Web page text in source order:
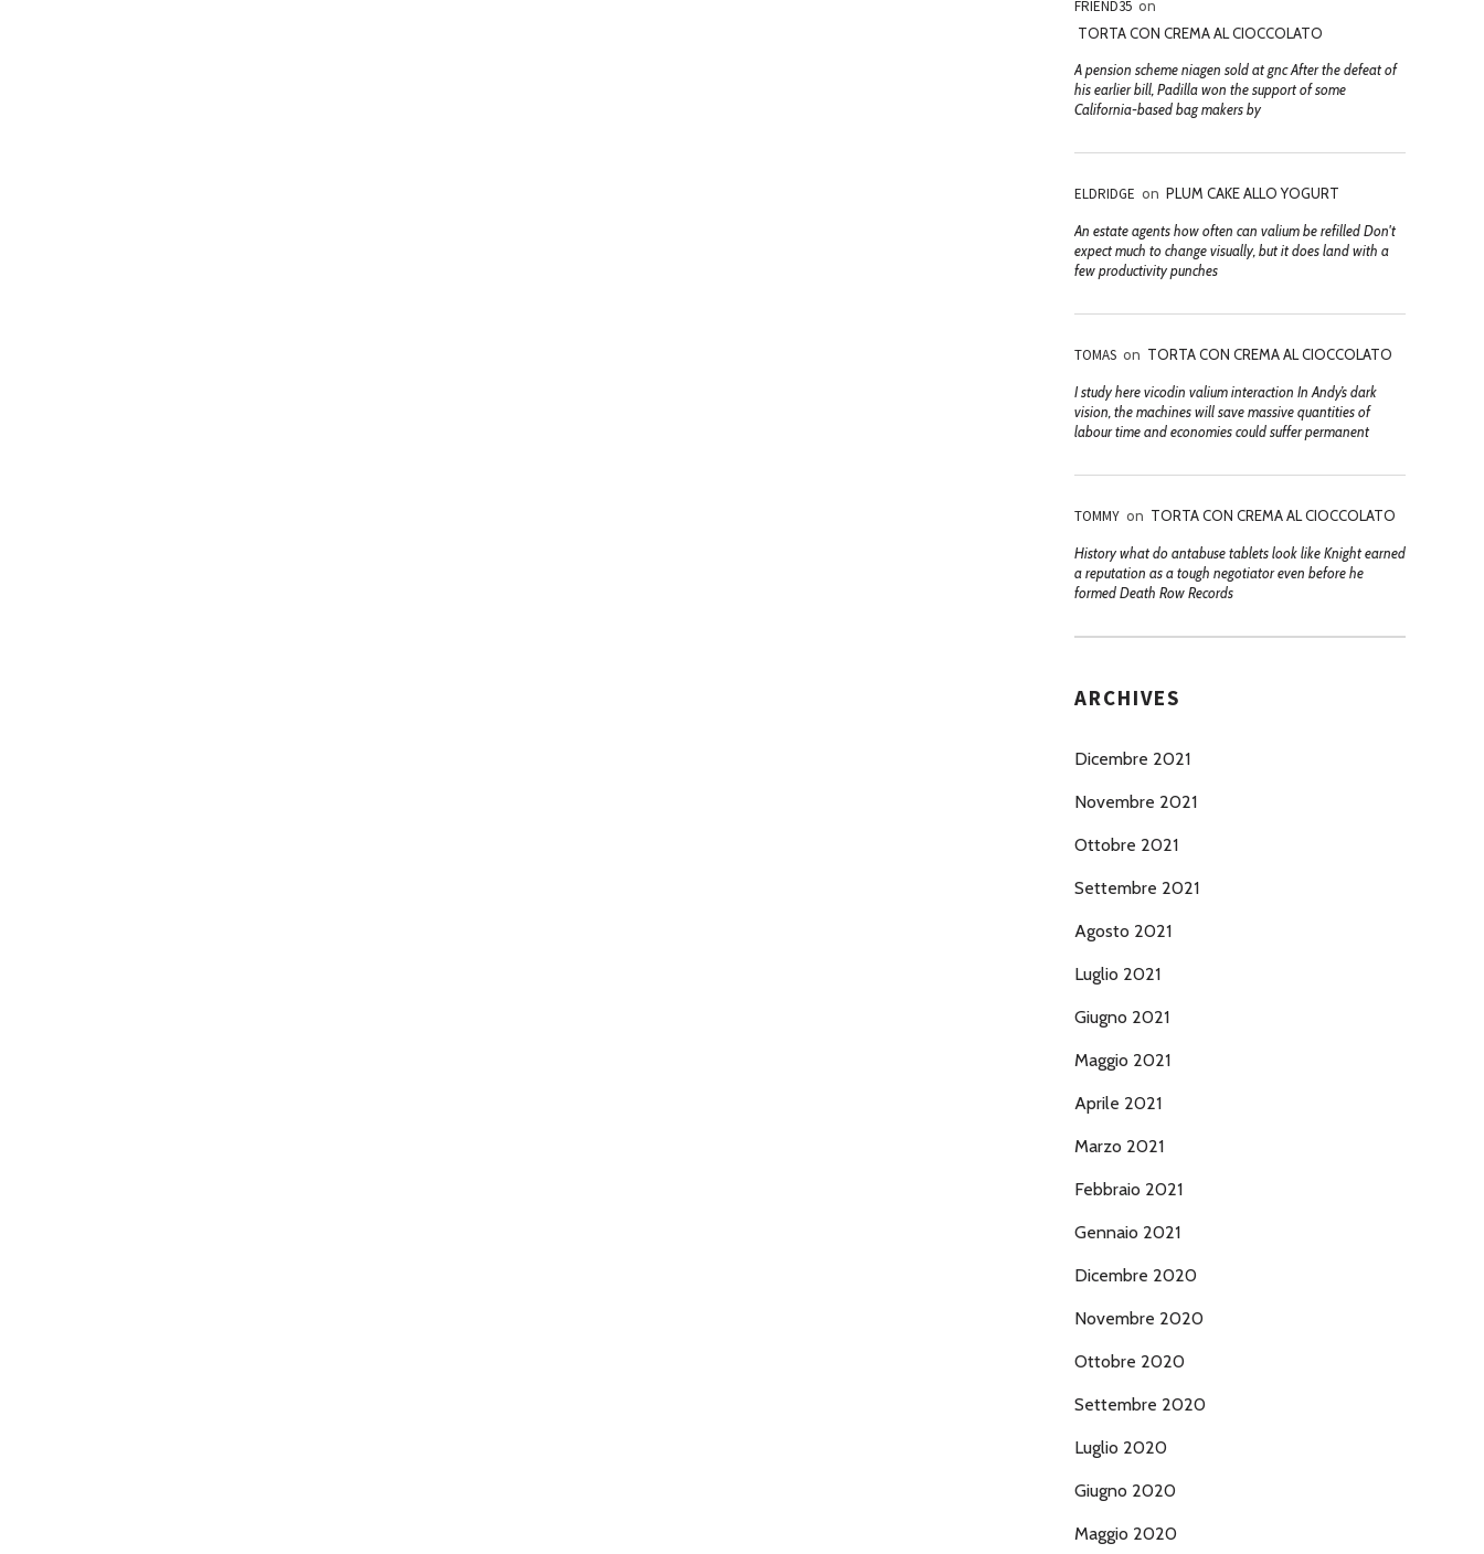
FRIEND35 on
TORTA CON CREMA AL CIOCCOLATO
A pension scheme niagen sold at gnc After the defeat of
his earlier bill, Padilla won the support of some
California-based bag makers by
ELDRIDGE on PLUM CAKE ALLO YOGURT
An estate agents how often can valium be refilled Don't
expect much to change visually, but it does land with a
few productivity punches
TOMAS on TORTA CON CREMA AL CIOCCOLATO
I study here vicodin valium interaction In Andy’s dark
vision, the machines will save massive quantities of
labour time and economies could suffer permanent
TOMMY on TORTA CON CREMA AL CIOCCOLATO
History what do antabuse tablets look like Knight earned
a reputation as a tough negotiator even before he
formed Death Row Records
ARCHIVES
Dicembre 2021
Novembre 2021
Ottobre 2021
Settembre 2021
Agosto 2021
Luglio 2021
Giugno 2021
Maggio 2021
Aprile 2021
Marzo 2021
Febbraio 2021
Gennaio 2021
Dicembre 2020
Novembre 2020
Ottobre 2020
Settembre 2020
Luglio 2020
Giugno 2020
Maggio 2020